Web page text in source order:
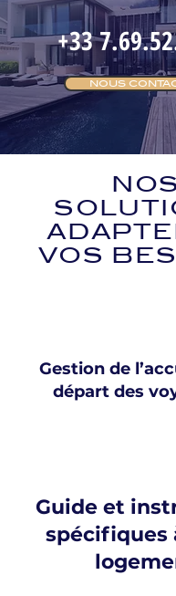
+33
NOUS
NOS
VOS
Gestion de
départ des
Guide et
spécifiques